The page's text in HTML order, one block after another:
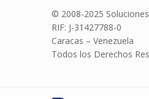
© 2008-2025 Soluciones
RIF: J-31427788-0
Caracas – Venezuela
Todos los Derechos